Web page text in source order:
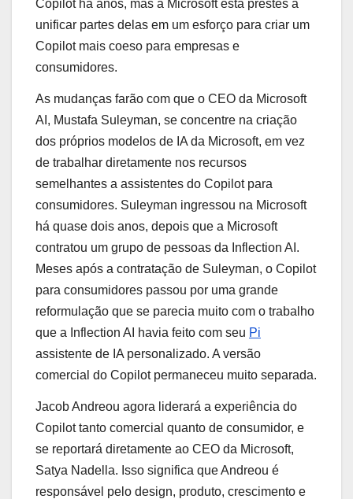
Copilot há anos, mas a Microsoft está prestes a
unificar partes delas em um esforço para criar um
Copilot mais coeso para empresas e
consumidores.
As mudanças farão com que o CEO da Microsoft
AI, Mustafa Suleyman, se concentre na criação
dos próprios modelos de IA da Microsoft, em vez
de trabalhar diretamente nos recursos
semelhantes a assistentes do Copilot para
consumidores. Suleyman ingressou na Microsoft
há quase dois anos, depois que a Microsoft
contratou um grupo de pessoas da Inflection AI.
Meses após a contratação de Suleyman, o Copilot
para consumidores passou por uma grande
reformulação que se parecia muito com o trabalho
que a Inflection AI havia feito com seu Pi
assistente de IA personalizado. A versão
comercial do Copilot permaneceu muito separada.
Jacob Andreou agora liderará a experiência do
Copilot tanto comercial quanto de consumidor, e
se reportará diretamente ao CEO da Microsoft,
Satya Nadella. Isso significa que Andreou é
responsável pelo design, produto, crescimento e